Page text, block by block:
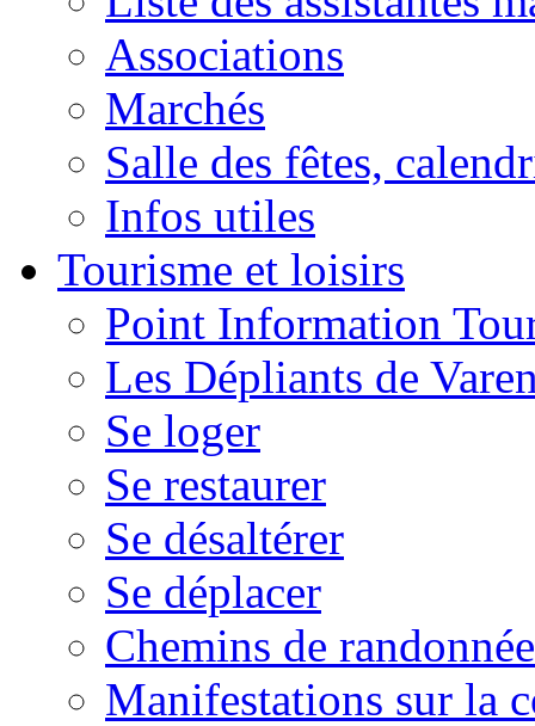
Associations
Marchés
Salle des fêtes,
Infos utiles
Tourisme et loisirs
Point Information
Les Dépliants de
Se loger
Se restaurer
Se désaltérer
Se déplacer
Chemins de randonnée
Manifestations sur la